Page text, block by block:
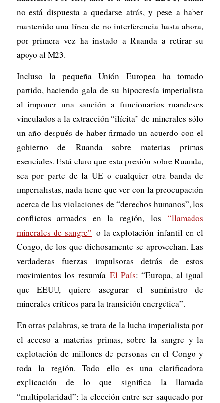
no está dispuesta a quedarse atrás, y pese a haber
mantenido una línea de no interferencia hasta ahora,
por primera vez ha instado a Ruanda a retirar su
apoyo al M23.
Incluso la pequeña Unión Europea ha tomado
partido, haciendo gala de su hipocresía imperialista
al imponer una sanción a funcionarios ruandeses
vinculados a la extracción “ilícita” de minerales sólo
un año después de haber firmado un acuerdo con el
gobierno de Ruanda sobre materias primas
esenciales. Está claro que esta presión sobre Ruanda,
sea por parte de la UE o cualquier otra banda de
imperialistas, nada tiene que ver con la preocupación
acerca de las violaciones de “derechos humanos”, los
conflictos armados en la región, los“llamados
minerales de sangre” o la explotación infantil en el
Congo, de los que dichosamente se aprovechan. Las
verdaderas fuerzas impulsoras detrás de estos
movimientos los resumía El País: “Europa, al igual
que EEUU, quiere asegurar el suministro de
minerales críticos para la transición energética”.
En otras palabras, se trata de la lucha imperialista por
el acceso a materias primas, sobre la sangre y la
explotación de millones de personas en el Congo y
toda la región. Todo ello es una clarificadora
explicación de lo que significa la llamada
“multipolaridad”: la elección entre ser saqueado por